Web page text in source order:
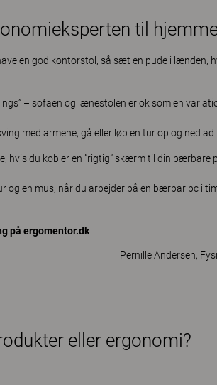
til
en god kontorstol, så sæt en pude i
– sofaen og lænestolen er ok som en
med armene, gå eller løb en tur op og ned
hvis du kobler en ”rigtig” skærm til din bærbare
en mus, når du arbejder på en bærbar pc i
på ergomentor.dk
Pernille Andersen,
eller ergonomi?